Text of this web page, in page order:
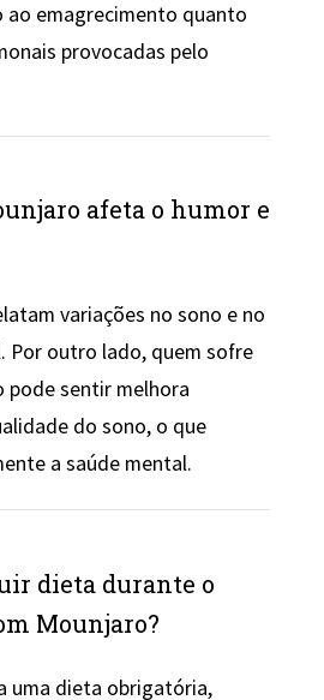
emagrecimento quanto
provocadas pelo
afeta o humor e
variações no sono e no
Por outro lado, quem sofre
pode sentir melhora
do sono, o que
a saúde mental.
dieta durante o
Mounjaro?
uma dieta obrigatória,